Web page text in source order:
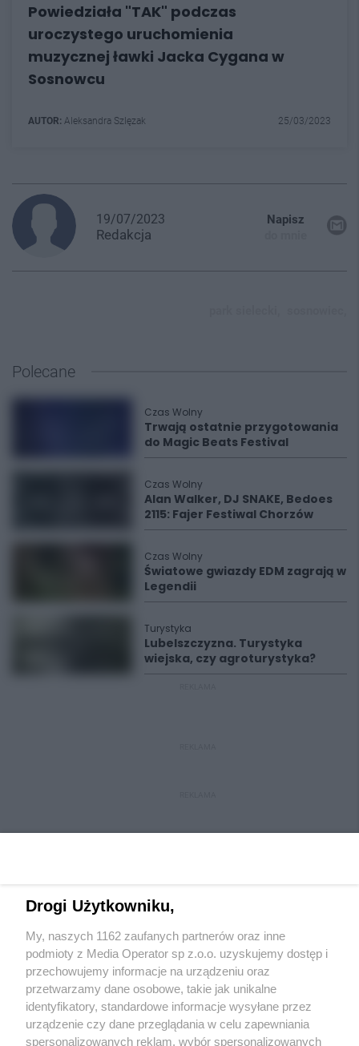
Powiedziała "TAK" podczas
uroczystego uruchomienia
muzycznej ławki Jacka Cygana w
Sosnowcu
AUTOR: Aleksandra Szlęzak 25/03/2023
19/07/2023
Redakcja
Napisz
Polecane
Czas Wolny
Trwają ostatnie przygotowania
do Magic Beats Festival
Czas Wolny
Alan Walker, DJ SNAKE, Bedoes
2115: Fajer Festiwal Chorzów
Czas Wolny
Światowe gwiazdy EDM zagrają w
Legendii
Turystyka
Lubelszczyzna. Turystyka
wiejska, czy agroturystyka?
Wydawca mediówlokalnych
Drogi Użytkowniku,
My, naszych 1162 zaufanych partnerów oraz inne
podmioty z Media Operator sp z.o.o. uzyskujemy dostęp i
przechowujemy informacje na urządzeniu oraz
przetwarzamy dane osobowe, takie jak unikalne
identyfikatory, standardowe informacje wysyłane przez
urządzenie czy dane przeglądania w celu zapewniania
spersonalizowanych reklam, wybór spersonalizowanych